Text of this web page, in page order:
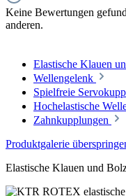
Keine Bewertungen
anderen.
Elastische Klauen
Wellengelenk
Spielfreie
Hochelastische
Zahnkupplungen
Produktgalerie
Elastische Klauen und